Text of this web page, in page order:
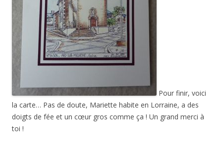
Pour finir, voici
la carte… Pas de doute, Mariette habite en Lorraine, a des
doigts de fée et un cœur gros comme ça ! Un grand merci à
toi !